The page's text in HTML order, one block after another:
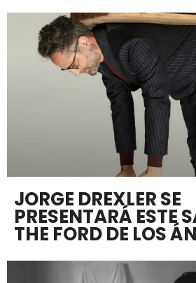
JORGE DREXLER SE
PRESENTARÁ ESTE
THE FORD DE LOS